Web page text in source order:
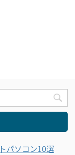
パソコン10選